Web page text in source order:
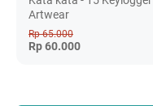
Artwear
Rp 65.000
Rp 60.000